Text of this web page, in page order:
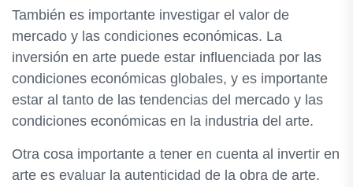
También es importante investigar el valor de
mercado y las condiciones económicas. La
inversión en arte puede estar influenciada por las
condiciones económicas globales, y es importante
estar al tanto de las tendencias del mercado y las
condiciones económicas en la industria del arte.
Otra cosa importante a tener en cuenta al invertir en
arte es evaluar la autenticidad de la obra de arte.